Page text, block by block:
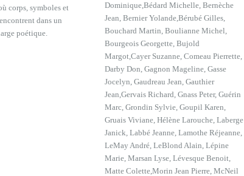
corps, symboles et
dans un
poétique.
Dominique,Bédard Michelle, Bernèche
Jean, Bernier Yolande,Bérubé Gilles,
Bouchard Martin, Boulianne Michel,
Bourgeois Georgette, Bujold
Margot,Cayer Suzanne, Comeau Pierrette,
Darby Don, Gagnon Mageline, Gasse
Jocelyn, Gaudreau Jean, Gauthier
Jean,Gervais Richard, Gnass Peter, Guérin
Marc, Grondin Sylvie, Goupil Karen,
Gruais Viviane, Hélène Larouche, Laberge
Janick, Labbé Jeanne, Lamothe Réjeanne,
LeMay André, LeBlond Alain, Lépine
Marie, Marsan Lyse, Lévesque Benoit,
Matte Colette,Morin Jean Pierre, McNeil